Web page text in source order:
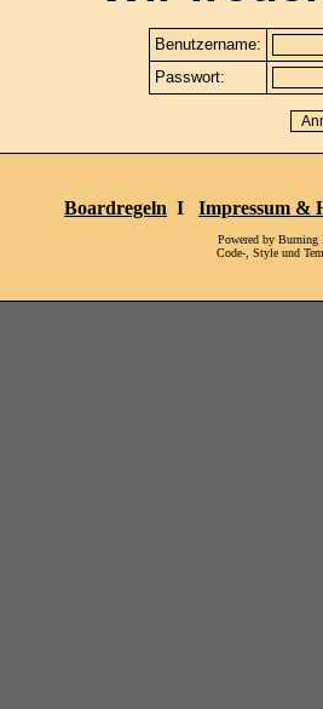
Benutzername:
Passwort:
Boardregeln I Impressum &
Powered by
Code-, Style und